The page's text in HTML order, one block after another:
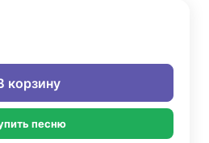
корзину
песню